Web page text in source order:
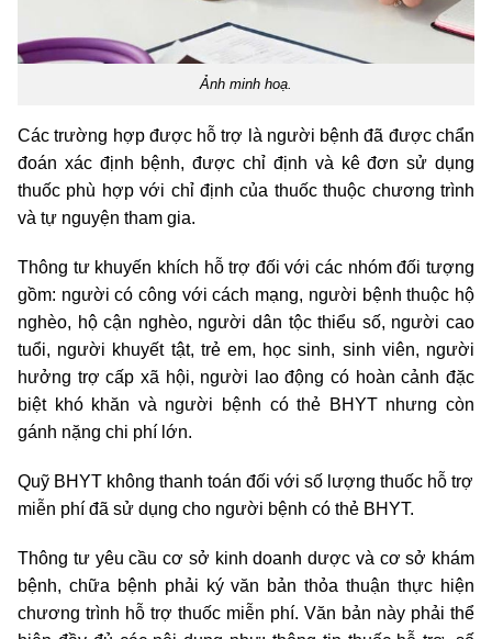
Ảnh minh hoạ.
Các trường hợp được hỗ trợ là người bệnh đã được chẩn
đoán xác định bệnh, được chỉ định và kê đơn sử dụng
thuốc phù hợp với chỉ định của thuốc thuộc chương trình
và tự nguyện tham gia.
Thông tư khuyến khích hỗ trợ đối với các nhóm đối tượng
gồm: người có công với cách mạng, người bệnh thuộc hộ
nghèo, hộ cận nghèo, người dân tộc thiểu số, người cao
tuổi, người khuyết tật, trẻ em, học sinh, sinh viên, người
hưởng trợ cấp xã hội, người lao động có hoàn cảnh đặc
biệt khó khăn và người bệnh có thẻ BHYT nhưng còn
gánh nặng chi phí lớn.
Quỹ BHYT không thanh toán đối với số lượng thuốc hỗ trợ
miễn phí đã sử dụng cho người bệnh có thẻ BHYT.
Thông tư yêu cầu cơ sở kinh doanh dược và cơ sở khám
bệnh, chữa bệnh phải ký văn bản thỏa thuận thực hiện
chương trình hỗ trợ thuốc miễn phí. Văn bản này phải thể